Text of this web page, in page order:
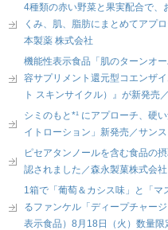
4種類の赤い野菜と果実配合で、
くみ、肌、脂肪にまとめてアプ
本製薬 株式会社
機能性表示食品「肌のターンオ
容サプリメント還元型コエンザ
ト スキンサイクル）』が新発売
シミのもと*¹ にアプローチ、硬
イトローション」新発売／サン
ピセアタンノールを含む食品の
認されました／森永製菓株式会社
1箱で「葡萄＆カシス味」と「
るファンケル「ディープチャー
表示食品）8月18日（火）数量